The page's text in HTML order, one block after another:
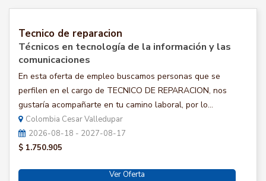
Tecnico de reparacion
Técnicos en tecnología de la información y las
comunicaciones
En esta oferta de empleo buscamos personas que se
perfilen en el cargo de TECNICO DE REPARACION, nos
gustaría acompañarte en tu camino laboral, por lo...
Colombia Cesar Valledupar
2026-08-18 - 2027-08-17
$ 1.750.905
Ver Oferta